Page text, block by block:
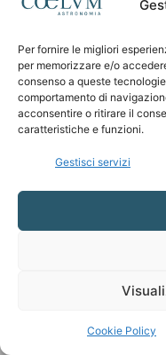
Per fornire le migliori
per memorizzare e/o
consenso a queste
comportamento di
acconsentire o ritirare il
caratteristiche e funzioni.
Gestisci servizi
Cookie Policy